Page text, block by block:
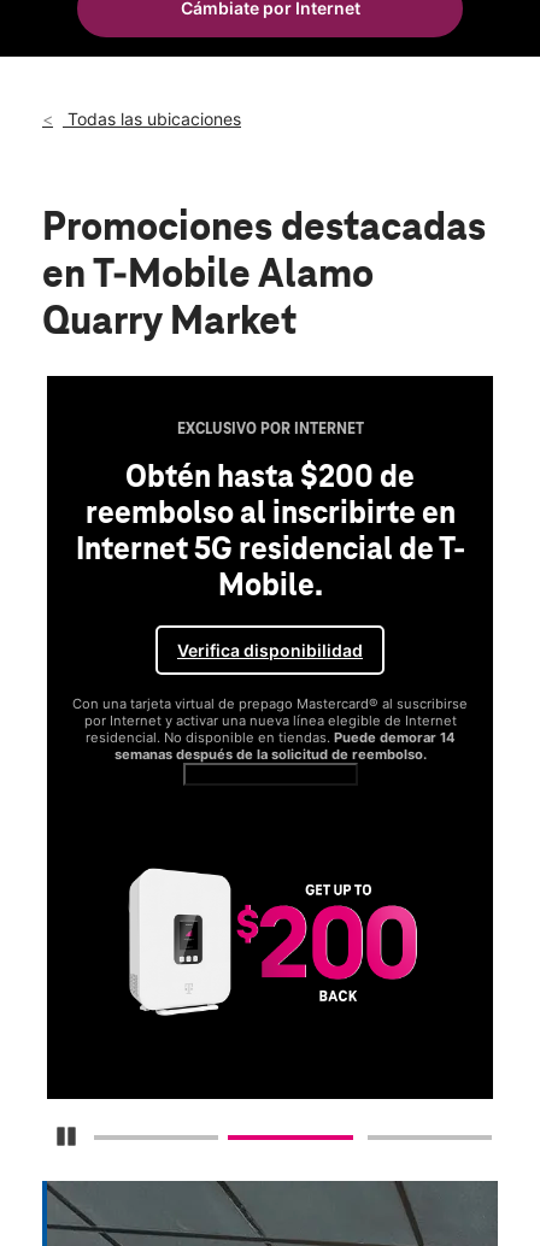
Mié.:
10:00 a.m. a 8:00 p.m.
255 E Basse Rd Ste 1524 San Antonio, TX 78209
Cámbiate por Internet
Todas las ubicaciones
Promociones destacadas
en T-Mobile Alamo
Quarry Market
Detener carrusel
EXCLUSIVO POR INTERNET
Obtén hasta $200 de
reembolso al inscribirte en
Internet 5G residencial de T-
Mobile.
Verifica disponibilidad
Con una tarjeta virtual de prepago Mastercard® al suscribirse
por Internet y activar una nueva línea elegible de Internet
residencial. No disponible en tiendas. Puede demorar 14
semanas después de la solicitud de reembolso.